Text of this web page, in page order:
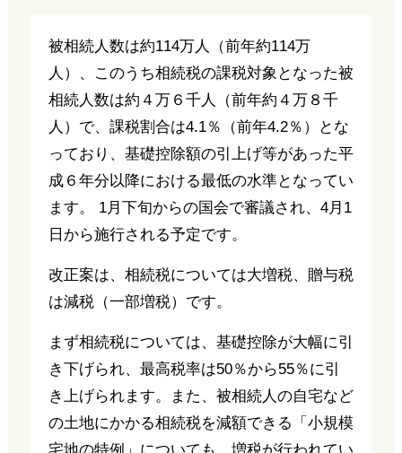
被相続人数は約114万人（前年約114万
人）、このうち相続税の課税対象となった被
相続人数は約４万６千人（前年約４万８千
人）で、課税割合は4.1％（前年4.2％）とな
っており、基礎控除額の引上げ等があった平
成６年分以降における最低の水準となってい
ます。 1月下旬からの国会で審議され、4月1
日から施行される予定です。
改正案は、相続税については大増税、贈与税
は減税（一部増税）です。
まず相続税については、基礎控除が大幅に引
き下げられ、最高税率は50％から55％に引
き上げられます。また、被相続人の自宅など
の土地にかかる相続税を減額できる「小規模